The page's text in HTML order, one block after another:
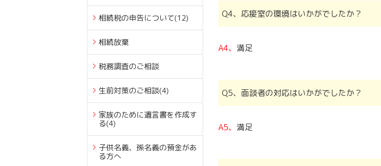
Q4、応接室の環境はいかがでしたか？
A4、 満足
Q5、面談者の対応はいかがでしたか？
A5、 満足
相続税の申告について(12)
相続放棄
税務調査のご相談
生前対策のご相談(4)
家族のために遺言書を作成す
る(4)
子供名義、孫名義の預金があ
る方へ